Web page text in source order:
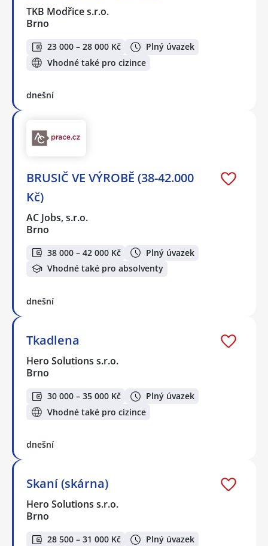
TKB Modřice s.r.o.
Brno
23 000 – 28 000 Kč
Plný úvazek
Vhodné také pro cizince
dnešní
BRUSIČ VE VÝROBĚ (38-42.000
Kč)
AC Jobs, s.r.o.
Brno
38 000 – 42 000 Kč
Plný úvazek
Vhodné také pro absolventy
dnešní
Tkadlena
Hero Solutions s.r.o.
Brno
30 000 – 35 000 Kč
Plný úvazek
Vhodné také pro cizince
dnešní
Skaní (skárna)
Hero Solutions s.r.o.
Brno
28 500 – 31 000 Kč Plný úvazek